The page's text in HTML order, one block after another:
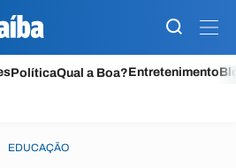
PolíticaQual a Boa?Entretenimento
EDUCAÇÃO